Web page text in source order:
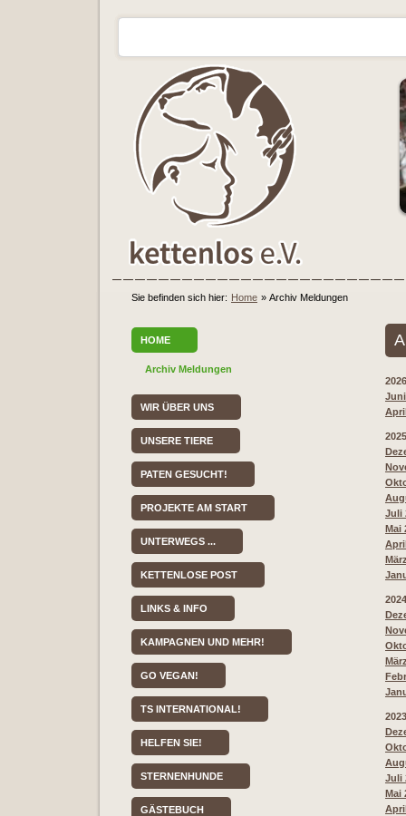
Sie befinden sich hier: Home » Archiv Meldungen
HOME
Archiv Meldungen
WIR ÜBER UNS
UNSERE TIERE
PATEN GESUCHT!
PROJEKTE AM START
UNTERWEGS ...
KETTENLOSE POST
LINKS & INFO
KAMPAGNEN UND MEHR!
GO VEGAN!
TS INTERNATIONAL!
HELFEN SIE!
STERNENHUNDE
GÄSTEBUCH
2026
2025
Juli
Mai
2024
2023
Juli
Mai